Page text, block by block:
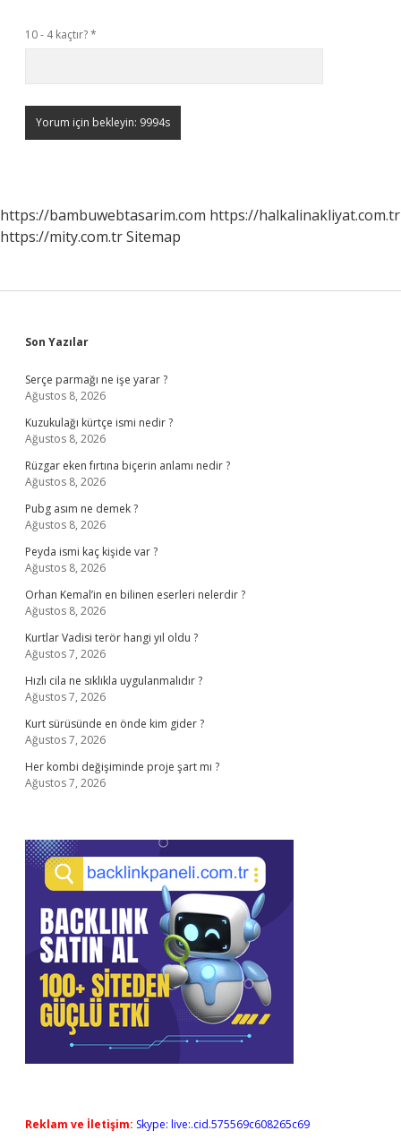
10 - 4 kaçtır?*
https://bambuwebtasarim.com https://halkalinakliyat.com.tr
https://mity.com.trSitemap
Sidebar
Son Yazılar
Serçe parmağı ne işe yarar ?
Ağustos 8, 2026
Kuzukulağı kürtçe ismi nedir ?
Ağustos 8, 2026
Rüzgar eken fırtına biçerin anlamı nedir ?
Ağustos 8, 2026
Pubg asım ne demek ?
Ağustos 8, 2026
Peyda ismi kaç kişide var ?
Ağustos 8, 2026
Orhan Kemal’in en bilinen eserleri nelerdir ?
Ağustos 8, 2026
Kurtlar Vadisi terör hangi yıl oldu ?
Ağustos 7, 2026
Hızlı cila ne sıklıkla uygulanmalıdır ?
Ağustos 7, 2026
Kurt sürüsünde en önde kim gider ?
Ağustos 7, 2026
Her kombi değişiminde proje şart mı ?
Ağustos 7, 2026
Reklam ve İletişim: Skype: live:.cid.575569c608265c69